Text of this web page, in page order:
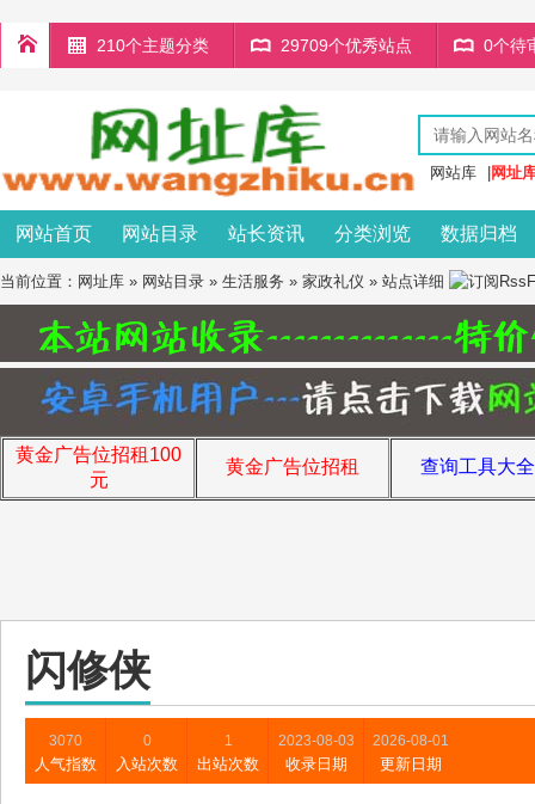
210个主题分类 29709个优秀站点 0个待
网站库 网址
网站首页 网站目录 站长资讯 分类浏览 数据归档
当前位置： 网址库 » 网站目录 » 生活服务 » 家政礼仪 » 站点详细
黄金广告位招租100
元
黄金广告位招租 查询工具大
闪修侠
3070
人气指数
0
入站次数
1
出站次数
2023-08-03
收录日期
2026-08-01
更新日期